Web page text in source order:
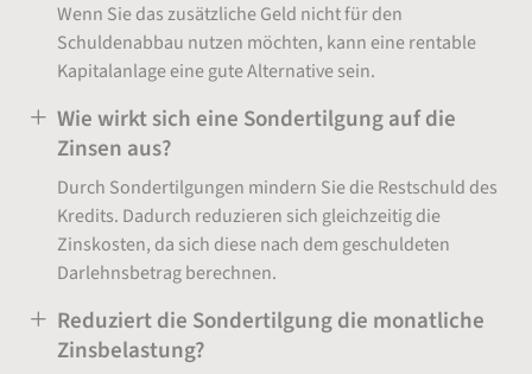
Wenn Sie das zusätzliche Geld nicht für den
Schuldenabbau nutzen möchten, kann eine rentable
Kapitalanlage eine gute Alternative sein.
Wie wirkt sich eine Sondertilgung auf die
Zinsen aus?
Durch Sondertilgungen mindern Sie die Restschuld des
Kredits. Dadurch reduzieren sich gleichzeitig die
Zinskosten, da sich diese nach dem geschuldeten
Darlehnsbetrag berechnen.
Reduziert die Sondertilgung die monatliche
Zinsbelastung?